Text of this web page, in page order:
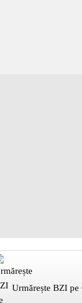
Urmărește BZI pe